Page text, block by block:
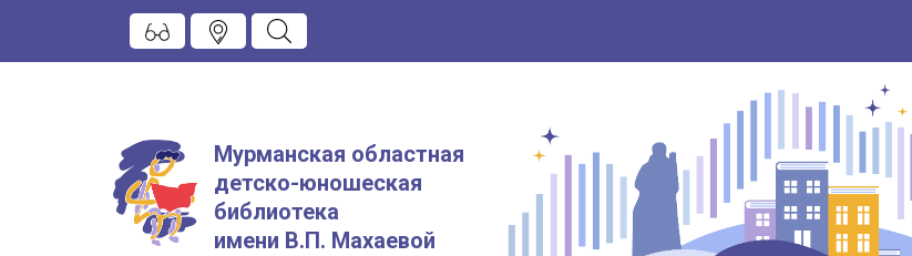
Мурманская областная
детско-юношеская
библиотека
имени В.П. Махаевой